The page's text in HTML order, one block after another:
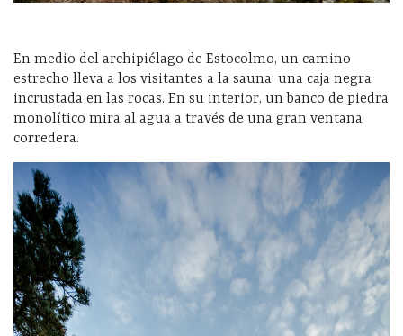
En medio del archipiélago de Estocolmo, un camino
estrecho lleva a los visitantes a la sauna: una caja negra
incrustada en las rocas. En su interior, un banco de piedra
monolítico mira al agua a través de una gran ventana
corredera.